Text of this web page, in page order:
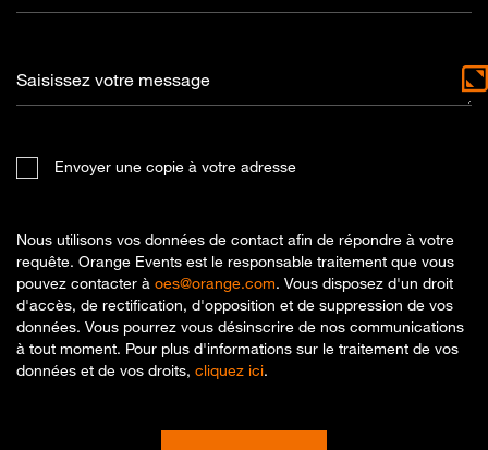
Saisissez votre message
Envoyer une copie à votre adresse
Nous utilisons vos données de contact afin de répondre à votre
requête. Orange Events est le responsable traitement que vous
pouvez contacter à oes@orange.com. Vous disposez d'un droit
d'accès, de rectification, d'opposition et de suppression de vos
données. Vous pourrez vous désinscrire de nos communications
à tout moment. Pour plus d'informations sur le traitement de vos
données et de vos droits, cliquez ici.